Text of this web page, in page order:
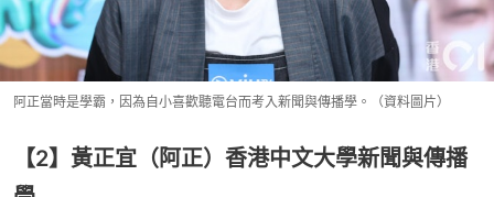
阿正當時是學霸，因為自小喜歡聽電台而考入新聞與傳播學。（資料圖片）
【2】黃正宜（阿正）香港中文大學新聞與傳播